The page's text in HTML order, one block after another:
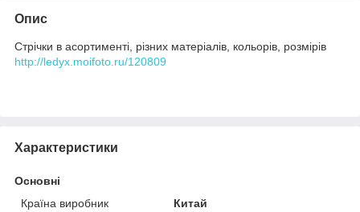
Опис
Стрічки в асортименті, різних матеріалів, кольорів, розмірів
http://ledyx.moifoto.ru/120809
Характеристики
Основні
Країна виробник
Китай